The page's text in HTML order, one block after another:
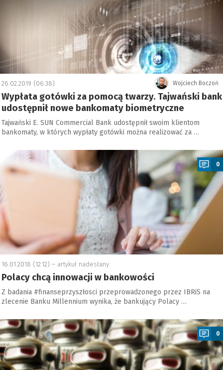
Wojciech Boczoń
26.02.2019 (06:38)
Wypłata gotówki za pomocą twarzy. Tajwański bank
udostępnił nowe bankomaty biometryczne
Tajwański E. SUN Commercial Bank udostępnił swoim klientom
bankomaty, w których wypłaty gotówki można realizować za …
0
16.01.2018 (12:12) – artykuł nadesłany
Polacy chcą innowacji w bankowości
Z badania #finanseprzyszłosci przeprowadzonego przez IBRiS na
zlecenie Banku Millennium wynika, że bankujący Polacy …
0